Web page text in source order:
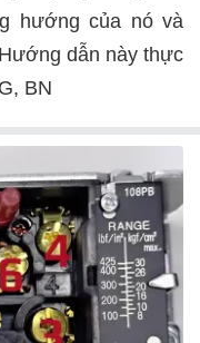
hướng của nó và
dẫn này thực
BN